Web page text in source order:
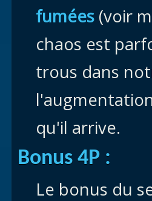
fumées (voir
chaos est
trous dans
qu'il arrive.
Bonus 4P :
Le bonus du